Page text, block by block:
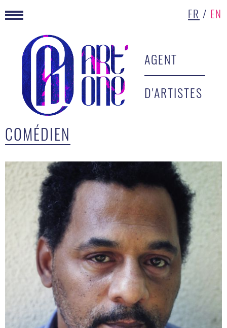
FR / EN
AGENT
D'ARTISTES
COMÉDIEN